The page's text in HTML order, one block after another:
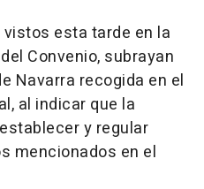
esta tarde en la
Convenio, subrayan
Navarra recogida en el
al indicar que la
y regular
mencionados en el